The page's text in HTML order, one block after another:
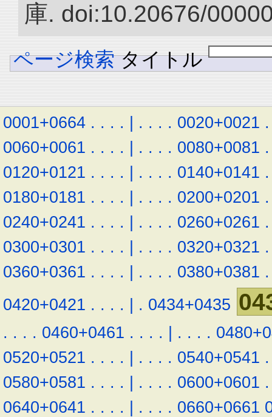
庫. doi:10.20676/
ページ検索 タイトル
0001+0664 . . . . | . . . . 0020+0021 .
0060+0061 . . . . | . . . . 0080+0081 .
0120+0121 . . . . | . . . . 0140+0141 .
0180+0181 . . . . | . . . . 0200+0201 .
0240+0241 . . . . | . . . . 0260+0261 .
0300+0301 . . . . | . . . . 0320+0321 .
0360+0361 . . . . | . . . . 0380+0381 .
0420+0421 . . . . | . 0434+0435
. . . . 0460+0461 . . . . | . . . .
0520+0521 . . . . | . . . . 0540+0541 .
0580+0581 . . . . | . . . . 0600+0601 .
0640+0641 . . . . | . . . . 0660+0661